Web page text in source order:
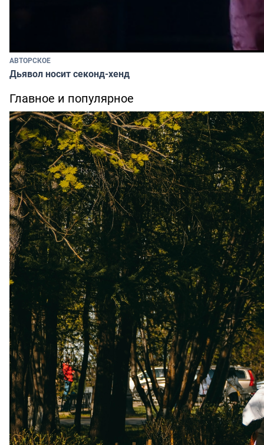
АВТОРСКОЕ
Дьявол носит секонд-хенд
Главное и популярное